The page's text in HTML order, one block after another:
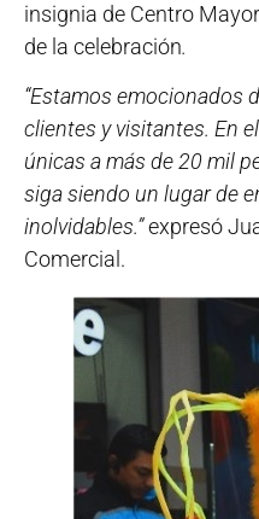
insignia de Centro
de la celebración.
“Estamos emocionados
clientes y visitantes. En
únicas a más de 20 mil
siga siendo un lugar de
inolvidables.”expresó
Comercial.